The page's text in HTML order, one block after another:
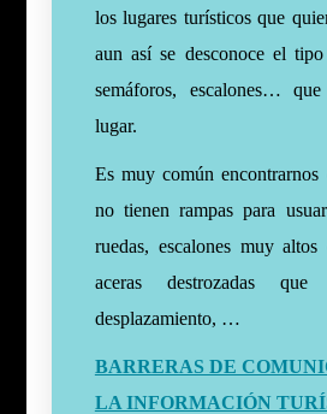
los lugares turísticos que
aun así se desconoce el
semáforos, escalones…
lugar.
Es muy común encontrarnos
no tienen rampas para
ruedas, escalones muy altos
aceras destrozadas
desplazamiento, …
BARRERAS DE
LA INFORMACIÓN